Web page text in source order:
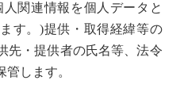
関連情報を個人データと
す。)提供・取得経緯等の
先・提供者の氏名等、法令
します。